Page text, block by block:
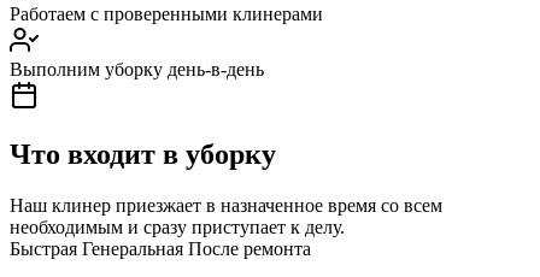
Работаем с проверенными клинерами
Выполним уборку день-в-день
Что входит в уборку
Наш клинер приезжает в назначенное время со всем
необходимым и сразу приступает к делу.
Быстрая Генеральная После ремонта